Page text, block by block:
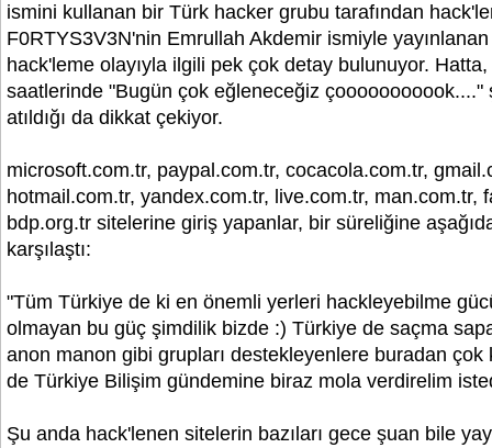
ismini kullanan bir Türk hacker grubu tarafından
F0RTYS3V3N'nin Emrullah Akdemir ismiyle
hack'leme olayıyla ilgili pek çok detay bulunuyor.
saatlerinde "Bugün çok eğleneceğiz çooooooooook...."
atıldığı da dikkat çekiyor.
microsoft.com.tr, paypal.com.tr, cocacola.com.tr,
hotmail.com.tr, yandex.com.tr, live.com.tr, man.com.tr,
bdp.org.tr sitelerine giriş yapanlar, bir süreliğine
karşılaştı:
"Tüm Türkiye de ki en önemli yerleri hackleyebilme
olmayan bu güç şimdilik bizde :) Türkiye de saçma
anon manon gibi grupları destekleyenlere buradan çok
de Türkiye Bilişim gündemine biraz mola verdirelim
Şu anda hack'lenen sitelerin bazıları gece şuan bile